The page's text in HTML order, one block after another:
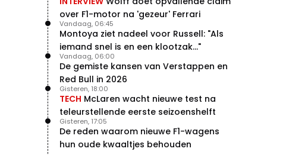
over F1-motor na 'gezeur' Ferrari
Montoya ziet nadeel voor Russell: "Als
iemand snel is en een klootzak..."
Vandaag, 06:45
De gemiste kansen van Verstappen en
Red Bull in 2026
Vandaag, 06:00
TECH McLaren wacht nieuwe test na
teleurstellende eerste seizoenshelft
Gisteren, 18:00
De reden waarom nieuwe F1-wagens
hun oude kwaaltjes behouden
Gisteren, 17:05